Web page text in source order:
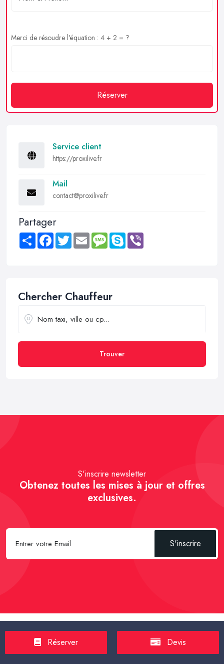
Merci de résoudre l'équation : 4 + 2 = ?
Réserver
Service client
https://proxilive.fr
Mail
contact@proxilive.fr
Partager
Share FacebookTwitter Email MessageSkype
Chercher Chauffeur
Trouver
S'inscrire newsletter
Obtenez toutes les mises à jour et offres
exclusives.
S'inscrire
Spécial Passager : -Réserver un Taxi
Réserver Devis